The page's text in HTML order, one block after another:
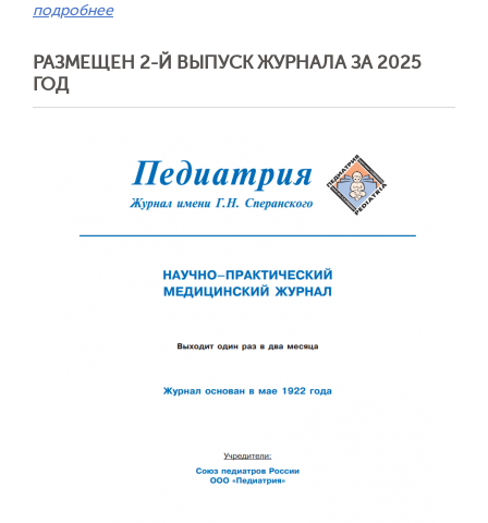
подробнее
РАЗМЕЩЕН 2-Й ВЫПУСК ЖУРНАЛА ЗА 2025
ГОД